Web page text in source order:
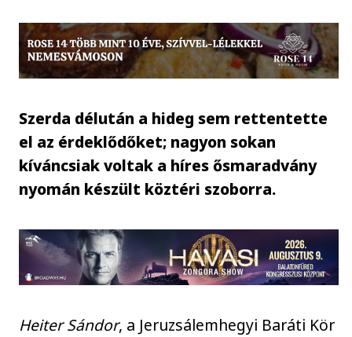
Szerda délután a hideg sem rettentette
el az érdeklődőket; nagyon sokan
kíváncsiak voltak a híres ősmaradvány
nyomán készült köztéri szoborra.
Heiter Sándor, a Jeruzsálemhegyi Baráti Kör